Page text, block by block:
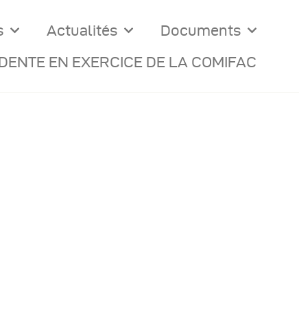
Actualités
Documents
EN EXERCICE DE LA COMIFAC